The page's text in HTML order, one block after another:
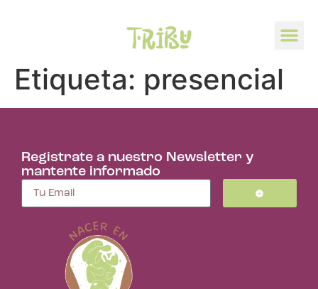
Etiqueta: presencial
Registrate a nuestro Newsletter y
mantente informado